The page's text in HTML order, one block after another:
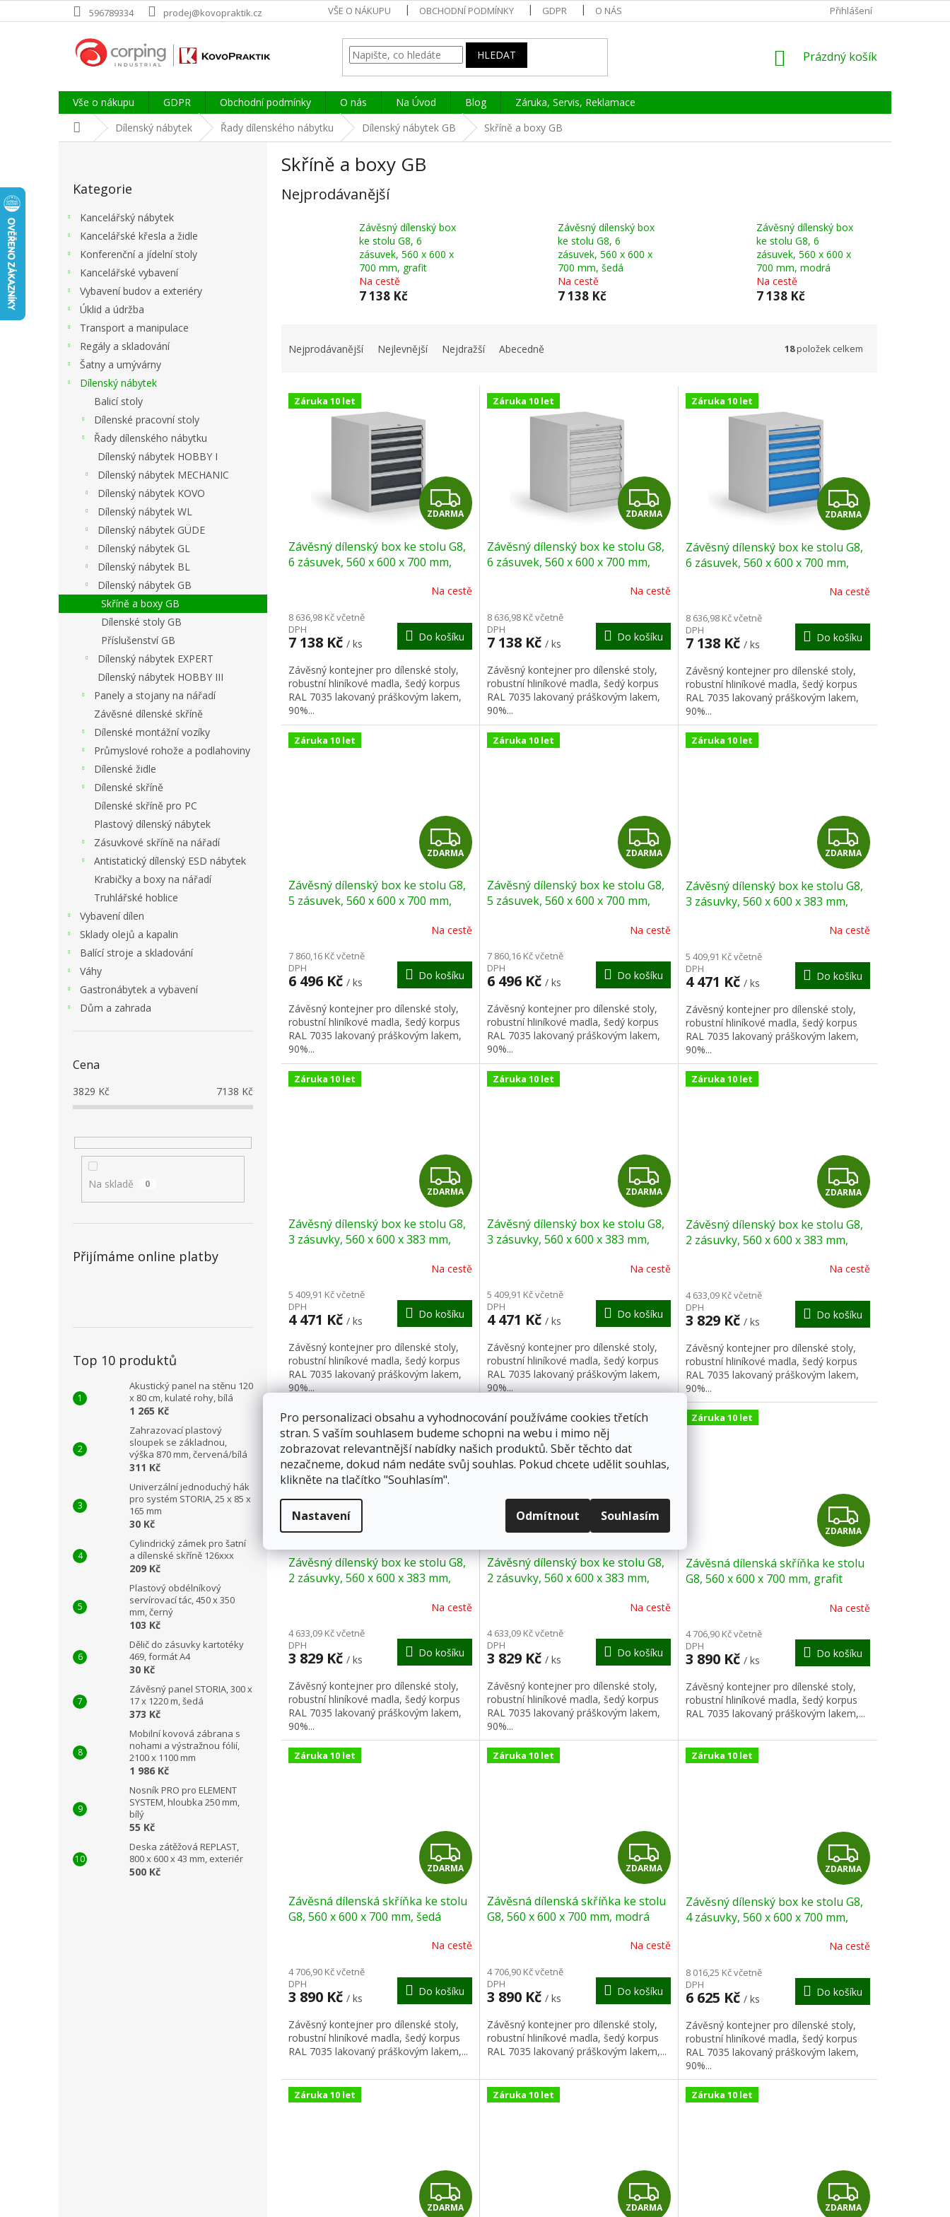
Pro personalizaci obsahu a vyhodnocování používáme cookies třetích
stran. S vaším souhlasem budeme schopni na webu i mimo něj
zobrazovat relevantnější nabídky našich produktů. Sběr těchto dat
nezačneme, dokud nám nedáte svůj souhlas. Pokud chcete udělit souhlas,
klikněte na tlačítko "Souhlasím".
Nastavení Odmítnout Souhlasím
na
596789334 prodej@kovopraktik.cz VŠE O NÁKUPU OBCHODNÍ PODMÍNKY GDPR O NÁS ZÁRUKA, SERVIS, REKLAMACEPřihlášení
HLEDAT
NÁKUPNÍ
Prázdný košík
Vše o nákupu GDPR Obchodní podmínky O nás Na Úvod Blog
Záruka, Servis, Reklamace
Domů Dílenský nábytek Řady dílenského nábytku Dílenský nábytek GB Skříně a boxy GB
kategorie
Kategorie
Kancelářský nábytek
Kancelářské křesla a židle
Konferenční a jídelní stoly
Kancelářské vybavení
Vybavení budov a exteriéry
Úklid a údržba
Transport a manipulace
Regály a skladování
Šatny a umývárny
Dílenský nábytek
Balicí stoly
Dílenské pracovní stoly
Řady dílenského nábytku
Dílenský nábytek HOBBY I
Dílenský nábytek MECHANIC
Dílenský nábytek KOVO
Dílenský nábytek WL
Dílenský nábytek GÜDE
Dílenský nábytek GL
Dílenský nábytek BL
Dílenský nábytek GB
Skříně a boxy GB
Dílenské stoly GB
Příslušenství GB
Dílenský nábytek EXPERT
Dílenský nábytek HOBBY III
Panely a stojany na nářadí
Závěsné dílenské skříně
Dílenské montážní vozíky
Průmyslové rohože a podlahoviny
Dílenské židle
Dílenské skříně
Dílenské skříně pro PC
Plastový dílenský nábytek
Zásuvkové skříně na nářadí
Antistatický dílenský ESD nábytek
Krabičky a boxy na nářadí
Truhlářské hoblice
Vybavení dílen
Sklady olejů a kapalin
Balící stroje a skladování
Váhy
Gastronábytek a vybavení
Dům a zahrada
Cena
3829 Kč 7138 Kč
Na skladě 0
Přijímáme online platby
Top 10 produktů
Akustický panel na stěnu 120
x 80 cm, kulaté rohy, bílá
1 265 Kč
Zahrazovací plastový
sloupek se základnou,
výška 870 mm, červená/bílá
311 Kč
Univerzální jednoduchý hák
pro systém STORIA, 25 x 85 x
165 mm
30 Kč
Cylindrický zámek pro šatní
a dílenské skříně 126xxx
209 Kč
Plastový obdélníkový
servírovací tác, 450 x 350
mm, černý
103 Kč
Dělič do zásuvky kartotéky
469, formát A4
30 Kč
Závěsný panel STORIA, 300 x
17 x 1220 m, šedá
373 Kč
Mobilní kovová zábrana s
nohami a výstražnou fólií,
2100 x 1100 mm
1 986 Kč
Nosník PRO pro ELEMENT
SYSTEM, hloubka 250 mm,
bílý
55 Kč
Deska zátěžová REPLAST,
800 x 600 x 43 mm, exteriér
500 Kč
Skříně a boxy GB
Nejprodávanější
Závěsný dílenský box
ke stolu G8, 6
zásuvek, 560 x 600 x
700 mm, grafit
Na cestě
7 138 Kč
Závěsný dílenský box
ke stolu G8, 6
zásuvek, 560 x 600 x
700 mm, šedá
Na cestě
7 138 Kč
Závěsný dílenský box
ke stolu G8, 6
zásuvek, 560 x 600 x
700 mm, modrá
Na cestě
7 138 Kč
n
Nejprodávanější Nejlevnější Nejdražší Abecedně 18položek celkem
V Záruka 10 let
Z
D
A
R
M
A
ZDARMA
Závěsný dílenský box ke stolu G8,
6 zásuvek, 560 x 600 x 700 mm,
Na cestě
8 636,98 Kč včetně
DPH
7 138 Kč / ks
Do košíku
Závěsný kontejner pro dílenské stoly,
robustní hliníkové madla, šedý korpus
RAL 7035 lakovaný práškovým lakem,
90%...
Záruka 10 let
Z
D
A
R
M
A
ZDARMA
Závěsný dílenský box ke stolu G8,
6 zásuvek, 560 x 600 x 700 mm,
Na cestě
8 636,98 Kč včetně
DPH
7 138 Kč / ks
Do košíku
Závěsný kontejner pro dílenské stoly,
robustní hliníkové madla, šedý korpus
RAL 7035 lakovaný práškovým lakem,
90%...
Záruka 10 let
Z
D
A
R
M
A
ZDARMA
Závěsný dílenský box ke stolu G8,
6 zásuvek, 560 x 600 x 700 mm,
Na cestě
8 636,98 Kč včetně
DPH
7 138 Kč / ks
Do košíku
Závěsný kontejner pro dílenské stoly,
robustní hliníkové madla, šedý korpus
RAL 7035 lakovaný práškovým lakem,
90%...
Záruka 10 let
Z
D
A
R
M
A
ZDARMA
Závěsný dílenský box ke stolu G8,
5 zásuvek, 560 x 600 x 700 mm,
Na cestě
7 860,16 Kč včetně
DPH
6 496 Kč / ks
Do košíku
Závěsný kontejner pro dílenské stoly,
robustní hliníkové madla, šedý korpus
RAL 7035 lakovaný práškovým lakem,
90%...
Záruka 10 let
Z
D
A
R
M
A
ZDARMA
Závěsný dílenský box ke stolu G8,
5 zásuvek, 560 x 600 x 700 mm,
Na cestě
7 860,16 Kč včetně
DPH
6 496 Kč / ks
Do košíku
Závěsný kontejner pro dílenské stoly,
robustní hliníkové madla, šedý korpus
RAL 7035 lakovaný práškovým lakem,
90%...
Záruka 10 let
Z
D
A
R
M
A
ZDARMA
Závěsný dílenský box ke stolu G8,
3 zásuvky, 560 x 600 x 383 mm,
Na cestě
5 409,91 Kč včetně
DPH
4 471 Kč / ks
Do košíku
Závěsný kontejner pro dílenské stoly,
robustní hliníkové madla, šedý korpus
RAL 7035 lakovaný práškovým lakem,
90%...
Záruka 10 let
Z
D
A
R
M
A
ZDARMA
Závěsný dílenský box ke stolu G8,
3 zásuvky, 560 x 600 x 383 mm,
Na cestě
5 409,91 Kč včetně
DPH
4 471 Kč / ks
Do košíku
Závěsný kontejner pro dílenské stoly,
robustní hliníkové madla, šedý korpus
RAL 7035 lakovaný práškovým lakem,
90%...
Záruka 10 let
Z
D
A
R
M
A
ZDARMA
Závěsný dílenský box ke stolu G8,
3 zásuvky, 560 x 600 x 383 mm,
Na cestě
5 409,91 Kč včetně
DPH
4 471 Kč / ks
Do košíku
Závěsný kontejner pro dílenské stoly,
robustní hliníkové madla, šedý korpus
RAL 7035 lakovaný práškovým lakem,
90%...
Záruka 10 let
Z
D
A
R
M
A
ZDARMA
Závěsný dílenský box ke stolu G8,
2 zásuvky, 560 x 600 x 383 mm,
Na cestě
4 633,09 Kč včetně
DPH
3 829 Kč / ks
Do košíku
Závěsný kontejner pro dílenské stoly,
robustní hliníkové madla, šedý korpus
RAL 7035 lakovaný práškovým lakem,
90%...
Záruka 10 let
D
A
R
M
A
Závěsný dílenský box ke stolu G8,
2 zásuvky, 560 x 600 x 383 mm,
Na cestě
4 633,09 Kč včetně
DPH
3 829 Kč / ks
Do košíku
Závěsný kontejner pro dílenské stoly,
robustní hliníkové madla, šedý korpus
RAL 7035 lakovaný práškovým lakem,
90%...
Záruka 10 let
Z
D
A
R
M
A
ZDARMA
Závěsný dílenský box ke stolu G8,
2 zásuvky, 560 x 600 x 383 mm,
Na cestě
4 633,09 Kč včetně
DPH
3 829 Kč / ks
Do košíku
Závěsný kontejner pro dílenské stoly,
robustní hliníkové madla, šedý korpus
RAL 7035 lakovaný práškovým lakem,
90%...
Záruka 10 let
Z
D
A
R
M
A
ZDARMA
Závěsná dílenská skříňka ke stolu
G8, 560 x 600 x 700 mm, grafit
Na cestě
4 706,90 Kč včetně
DPH
3 890 Kč / ks
Do košíku
Závěsný kontejner pro dílenské stoly,
robustní hliníkové madla, šedý korpus
RAL 7035 lakovaný práškovým lakem,...
Záruka 10 let
Z
D
A
R
M
A
ZDARMA
Závěsná dílenská skříňka ke stolu
G8, 560 x 600 x 700 mm, šedá
Na cestě
4 706,90 Kč včetně
DPH
3 890 Kč / ks
Do košíku
Závěsný kontejner pro dílenské stoly,
robustní hliníkové madla, šedý korpus
RAL 7035 lakovaný práškovým lakem,...
Záruka 10 let
Z
D
A
R
M
A
ZDARMA
Závěsná dílenská skříňka ke stolu
G8, 560 x 600 x 700 mm, modrá
Na cestě
4 706,90 Kč včetně
DPH
3 890 Kč / ks
Do košíku
Závěsný kontejner pro dílenské stoly,
robustní hliníkové madla, šedý korpus
RAL 7035 lakovaný práškovým lakem,...
Záruka 10 let
Z
D
A
R
M
A
ZDARMA
Závěsný dílenský box ke stolu G8,
4 zásuvky, 560 x 600 x 700 mm,
Na cestě
8 016,25 Kč včetně
DPH
6 625 Kč / ks
Do košíku
Závěsný kontejner pro dílenské stoly,
robustní hliníkové madla, šedý korpus
RAL 7035 lakovaný práškovým lakem,
90%...
Záruka 10 let
Z
ZDARMA
Záruka 10 let
Z
ZDARMA
Záruka 10 let
Z
ZDARMA